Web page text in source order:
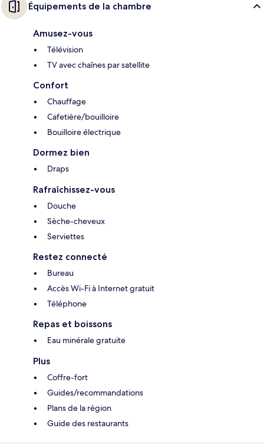
Équipements de la chambre
Amusez-vous
Télévision
TV avec chaînes par satellite
Confort
Chauffage
Cafetière/bouilloire
Bouilloire électrique
Dormez bien
Draps
Rafraîchissez-vous
Douche
Sèche-cheveux
Serviettes
Restez connecté
Bureau
Accès Wi-Fi à Internet gratuit
Téléphone
Repas et boissons
Eau minérale gratuite
Plus
Coffre-fort
Guides/recommandations
Plans de la région
Guide des restaurants